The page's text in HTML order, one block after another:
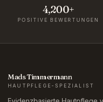
4,200+
POSITIVE BEWERTUNGEN
Mads Timmermann
HAUTPFLEGE-SPEZIALIST